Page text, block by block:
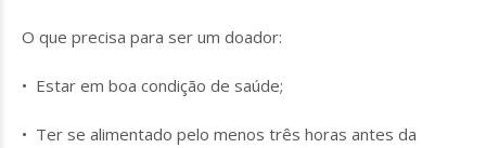
O que precisa para ser um doador:
• Estar em boa condição de saúde;
• Ter se alimentado pelo menos três horas antes da